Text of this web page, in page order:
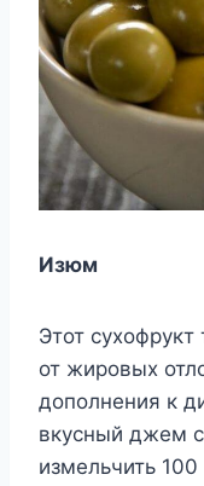
Изюм
Этот
от жировых
дополнения к
вкусный джем
измельчить